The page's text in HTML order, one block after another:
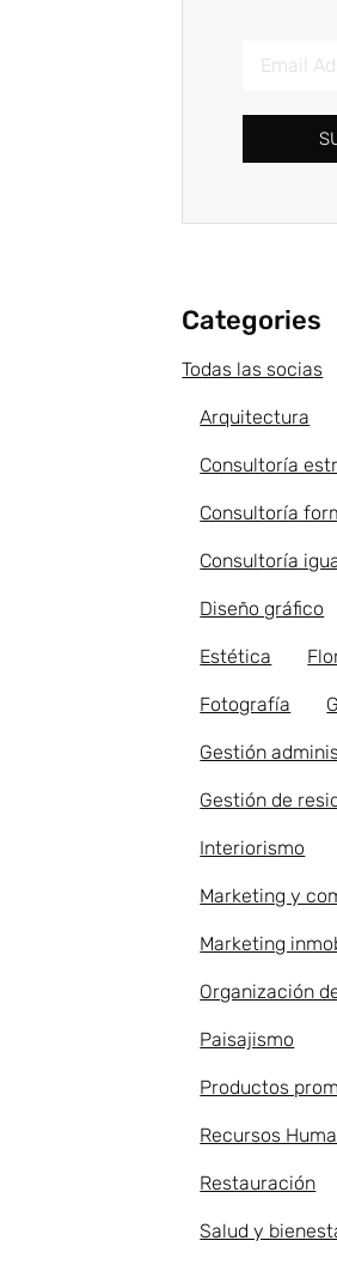
Categories
Todas las socias
Arquitectura
Consultoría
Consultoría
Consultoría
Diseño gráfico
Estética
Fotografía
Gestión
Gestión de
Interiorismo
Marketing y
Marketing
Organización
Paisajismo
Productos
Recursos
Restauración
Salud y